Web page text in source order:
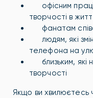
офісним
творчості в
фанатам
людям, які
телефона на
близьким, які
творчості
Якщо ви